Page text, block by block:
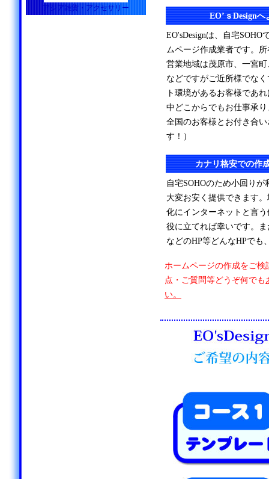
EO’ｓDesign
EO'sDesignは、自宅SOHO
ムページ作成業者です。
営業地域は茂原市、一宮
などですがご近所様でな
ト環境があるお客様であ
中どこからでもお仕事承
全国のお客様とお付き合
す！）
カナリ格安での作
自宅SOHOのため小回り
大変お安く提供できます
化にインターネットと言
役に立てれば幸いです。
などのHP等どんなHPでも
ホームページの作成をご検
点・ご質問等どうぞ何でも
い。
アジア雑貨・アクセサリー